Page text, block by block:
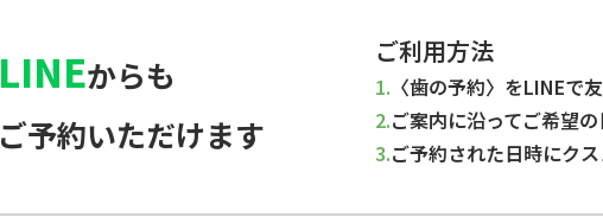
LINEからも
ご予約いただけます
ご利用方法
〈歯の予約〉をLINEで
ご案内に沿ってご希望
ご予約された日時にク